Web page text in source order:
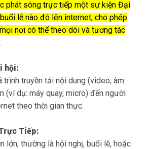
phát sóng trực tiếp một sự kiện Đại
lễ nào đó lên internet, cho phép
nơi có thể theo dõi và tương tác
.
hội:
trình truyền tải nội dung (video, âm
(ví dụ: máy quay, micro) đến người
theo thời gian thực.
Tiếp:
lớn, thường là hội nghị, buổi lễ, hoặc